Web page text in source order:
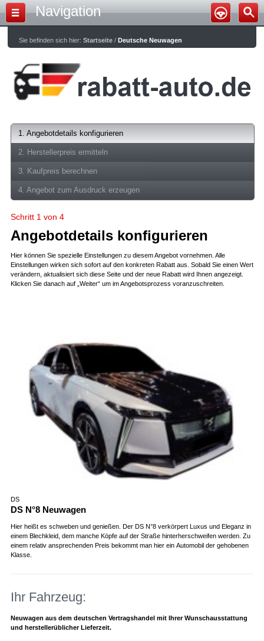
Navigation
Sie befinden sich hier:Startseite /Deutsche Neuwagen
1. Angebotdetails konfigurieren
2. Herstellerpreis ermitteln
3. Kaufpreis berechnen
4. Angebot zum Ausdruck erzeugen
Schritt 1 von 4
Angebotdetails konfigurieren
Hier können Sie spezielle Einstellungen zu diesem Angebot vornehmen. Alle
Einstellungen wirken sich sofort auf den konkreten Rabatt aus. Sobald Sie einen Wert
verändern, aktualisiert sich diese Seite und der neue Rabatt wird Ihnen angezeigt.
Klicken Sie danach auf „Weiter“ um im Angebotsprozess voranzuschreiten.
DS
DS N°8 Neuwagen
Hier heißt es schweben und genießen. Der DS N°8 verkörpert Luxus und Eleganz in
einem Blechkleid, dem manche Köpfe auf der Straße hinterherschweifen werden. Zu
einem relativ ansprechenden Preis bekommt man hier ein Automobil der gehobenen
Klasse.
Ihr Fahrzeug:
Neuwagen aus dem deutschen Vertragshandel mit Ihrer Wunschausstattung
und herstellerüblicher Lieferzeit.